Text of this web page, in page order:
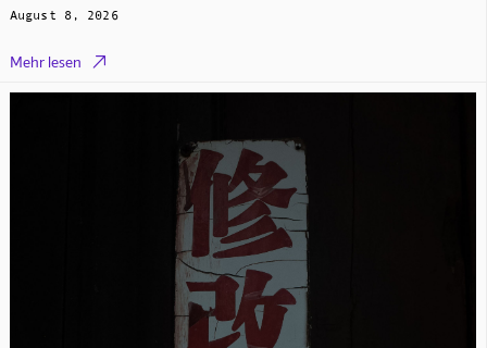
August 8, 2026
Mehr lesen 